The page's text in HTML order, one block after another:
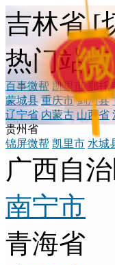
吉林省 [
热门站点
百事微帮 凯里市 鄂托
蒙城县 重庆市 剑河县
辽宁省 内蒙古 山西省
贵州省
锦屏微帮 凯里市 水城
广西自
南宁市
青海省